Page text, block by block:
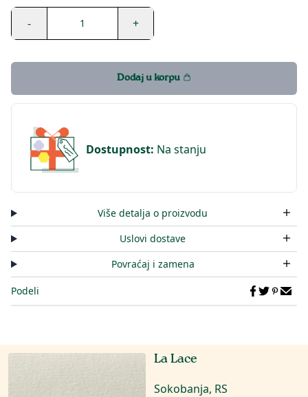
- 1 +
Dodaj u korpu
Dostupnost: Na stanju
Više detalja o proizvodu
Uslovi dostave
Povraćaj i zamena
Podeli
La Lace
Sokobanja, RS